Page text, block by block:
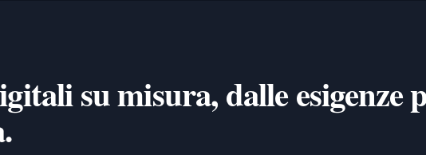
su misura, dalle esigenze